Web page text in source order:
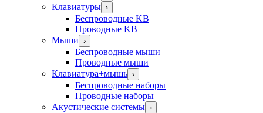
Клавиатуры ›
Беспроводные KB
Проводные KB
Мыши ›
Беспроводные мыши
Проводные мыши
Клавиатура+мышь ›
Беспроводные наборы
Проводные наборы
Акустические системы ›